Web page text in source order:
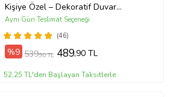
Kişiye Özel – Dekoratif Duvar
Tablosu (ÇokluRenk)
(46)
Aynı Gün Teslimat Seçeneği
%9 539,90 TL 489,90 TL
52,25 TL'den Başlayan Taksitlerle